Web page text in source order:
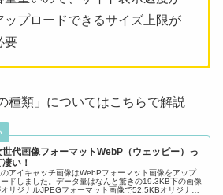
ップロードできるサイズ上限が
要
種類」についてはこちらで解説
世代画像フォーマットWebP（ウェッピー）っ
い！
のアイキャッチ画像はWebPフォーマット画像をアップ
ードしました。データ量はなんと驚きの19.3KB下の画像
リジナルJPEGフォーマット画像で52.5KBオリジナル